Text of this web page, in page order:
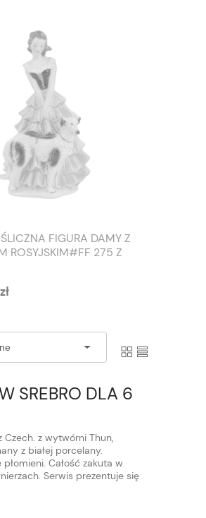
FIGURA DAMY Z
ROSYJSKIM#FF 275 Z
SREBRO DLA 6
z wytwórni Thun,
z białej porcelany.
Całość zakuta w
Serwis prezentuje się